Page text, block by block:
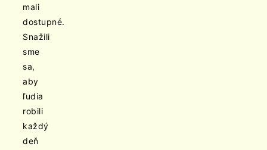
mali
dostupné.
Snažili
sme
sa,
aby
ľudia
robili
každý
deň